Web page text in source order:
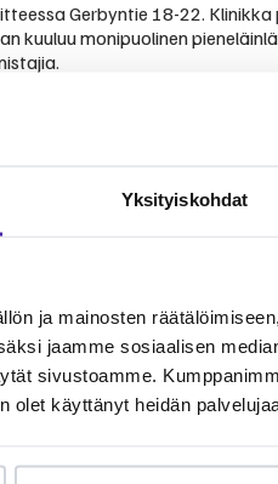
Yksityiskohdat
ja mainosten
jaamme sosiaalisen
sivustoamme.
olet käyttänyt heidän
Gerbyntie 18-22.
kuuluu monipuolinen
ja arvioista.
klinikka on kerännyt
ja lämmintä suhtautumista